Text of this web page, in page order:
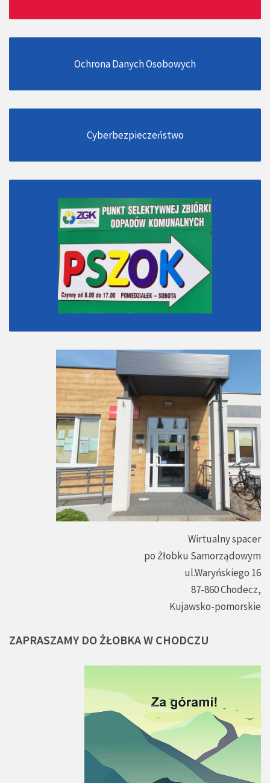
Ochrona Danych Osobowych
Cyberbezpieczeństwo
Wirtualny spacer
po Żłobku Samorządowym
ul.Waryńskiego 16
87-860 Chodecz,
Kujawsko-pomorskie
ZAPRASZAMY DO ŻŁOBKAW CHODCZU